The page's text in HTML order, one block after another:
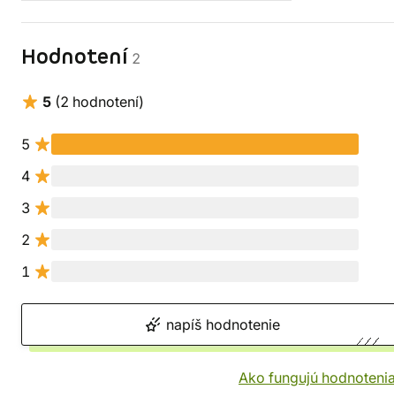
Hodnotení 2
5 (2 hodnotení)
5
4
3
2
1
napíš hodnotenie
Ako fungujú